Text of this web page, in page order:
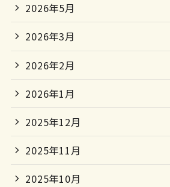
2026年5月
2026年3月
2026年2月
2026年1月
2025年12月
2025年11月
2025年10月